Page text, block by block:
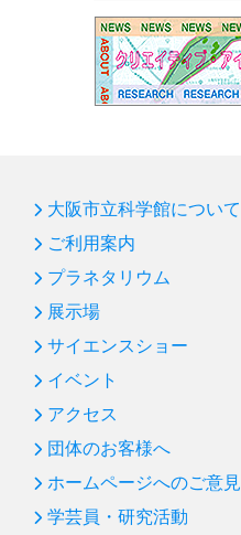
大阪市立科学館について
ご利用案内
プラネタリウム
展示場
サイエンスショー
イベント
アクセス
団体のお客様へ
ホームページへのご意見
学芸員・研究活動